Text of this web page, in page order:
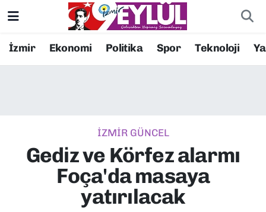
İzmir Ekonomi Politika Spor Teknoloji
İZMİR GÜNCEL
Gediz ve Körfez alarmı
Foça'da masaya
yatırılacak
Resmi İlanlar
EKONOMİ
KÜLTÜR SANAT
Konak Nöbetçi Eczaneler
Süper Lig Puan Durumu ve Fikstür
Tüm Manşetler
Son Dakika Haberleri